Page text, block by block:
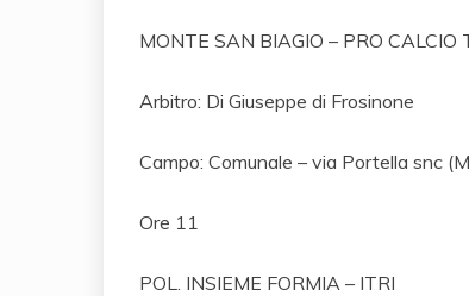
MONTE SAN BIAGIO – PRO CALCIO
Arbitro: Di Giuseppe di Frosinone
Campo: Comunale – via Portella snc
Ore 11
POL. INSIEME FORMIA – ITRI